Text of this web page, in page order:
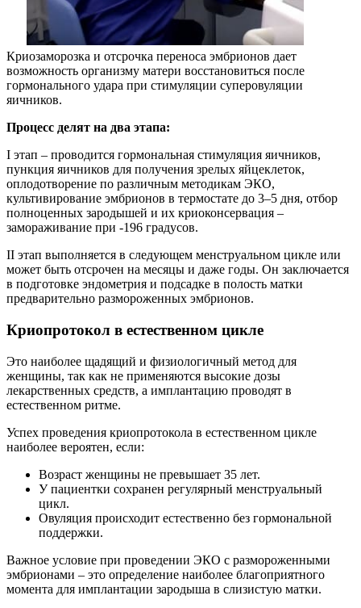
Криозаморозка и отсрочка переноса эмбрионов дает
возможность организму матери восстановиться после
гормонального удара при стимуляции суперовуляции
яичников.
Процесс делят на два этапа:
I этап – проводится гормональная стимуляция яичников,
пункция яичников для получения зрелых яйцеклеток,
оплодотворение по различным методикам ЭКО,
культивирование эмбрионов в термостате до 3–5 дня, отбор
полноценных зародышей и их криоконсервация –
замораживание при -196 градусов.
II этап выполняется в следующем менструальном цикле или
может быть отсрочен на месяцы и даже годы. Он заключается
в подготовке эндометрия и подсадке в полость матки
предварительно размороженных эмбрионов.
Криопротокол в естественном цикле
Это наиболее щадящий и физиологичный метод для
женщины, так как не применяются высокие дозы
лекарственных средств, а имплантацию проводят в
естественном ритме.
Успех проведения криопротокола в естественном цикле
наиболее вероятен, если:
Возраст женщины не превышает 35 лет.
У пациентки сохранен регулярный менструальный
цикл.
Овуляция происходит естественно без гормональной
поддержки.
Важное условие при проведении ЭКО с размороженными
эмбрионами – это определение наиболее благоприятного
момента для имплантации зародыша в слизистую матки.